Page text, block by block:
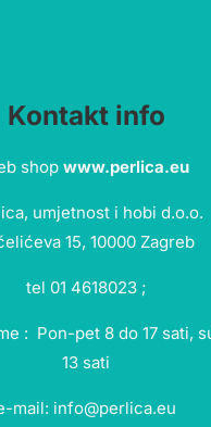
Kontakt info
shop www.perlica.eu
umjetnost i hobi d.o.o.
15, 10000 Zagreb
tel 01 4618023 ;
: Pon-pet 8 do 17 sati,
13 sati
mail: info@perlica.eu